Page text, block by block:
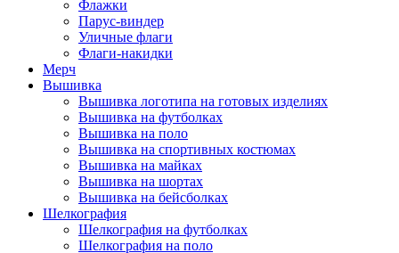
Флажки
Парус-виндер
Уличные флаги
Флаги-накидки
Мерч
Вышивка
Вышивка логотипа на готовых изделиях
Вышивка на футболках
Вышивка на поло
Вышивка на спортивных костюмах
Вышивка на майках
Вышивка на шортах
Вышивка на бейсболках
Шелкография
Шелкография на футболках
Шелкография на поло